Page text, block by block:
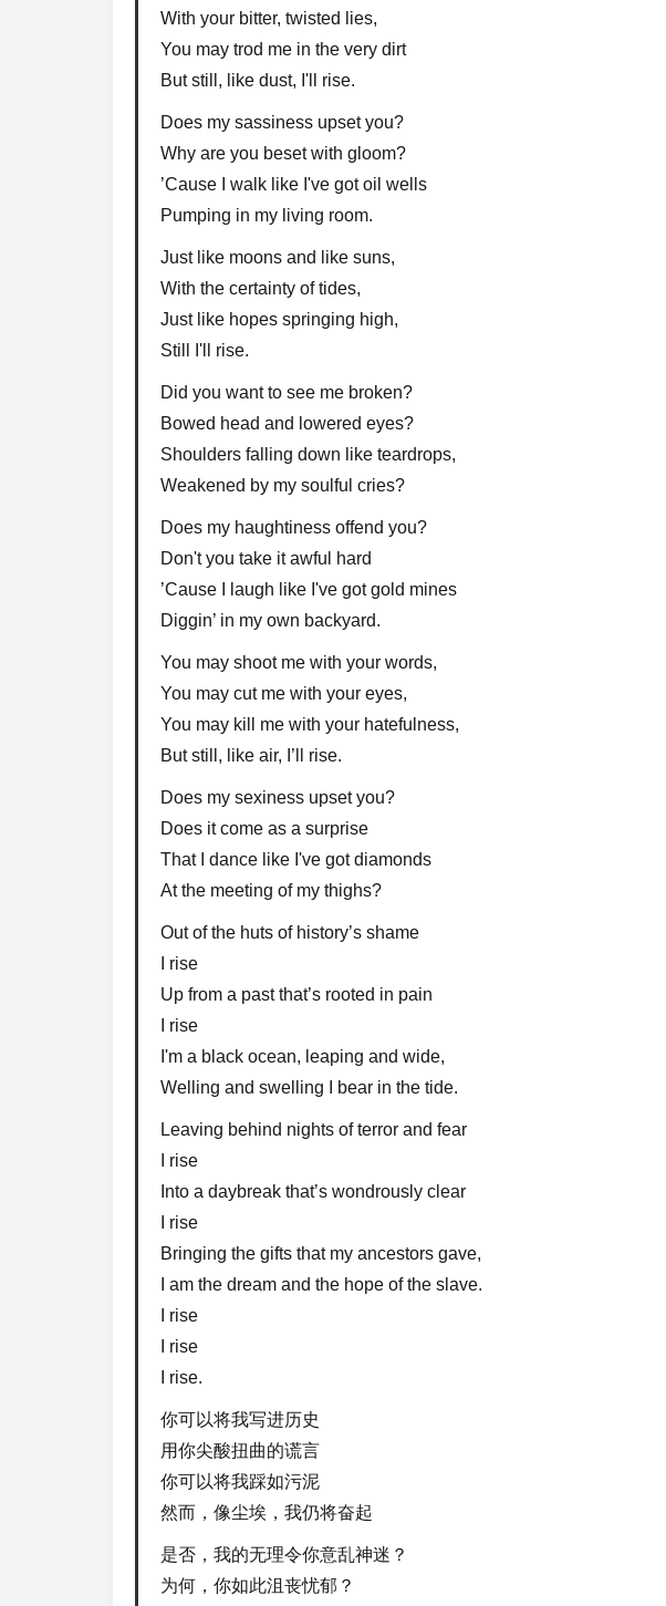
With your bitter, twisted lies,
You may trod me in the very dirt
But still, like dust, I'll rise.
Does my sassiness upset you?
Why are you beset with gloom?
’Cause I walk like I've got oil wells
Pumping in my living room.
Just like moons and like suns,
With the certainty of tides,
Just like hopes springing high,
Still I'll rise.
Did you want to see me broken?
Bowed head and lowered eyes?
Shoulders falling down like teardrops,
Weakened by my soulful cries?
Does my haughtiness offend you?
Don't you take it awful hard
’Cause I laugh like I've got gold mines
Diggin’ in my own backyard.
You may shoot me with your words,
You may cut me with your eyes,
You may kill me with your hatefulness,
But still, like air, I’ll rise.
Does my sexiness upset you?
Does it come as a surprise
That I dance like I've got diamonds
At the meeting of my thighs?
Out of the huts of history’s shame
I rise
Up from a past that’s rooted in pain
I rise
I'm a black ocean, leaping and wide,
Welling and swelling I bear in the tide.
Leaving behind nights of terror and fear
I rise
Into a daybreak that’s wondrously clear
I rise
Bringing the gifts that my ancestors gave,
I am the dream and the hope of the slave.
I rise
I rise
I rise.
你可以将我写进历史
用你尖酸扭曲的谎言
你可以将我踩如污泥
然而，像尘埃，我仍将奋起
是否，我的无理令你意乱神迷？
为何，你如此沮丧忧郁？